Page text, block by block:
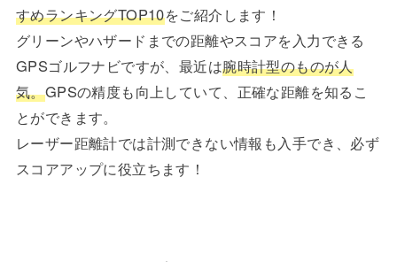
すめランキングTOP10をご紹介します！
グリーンやハザードまでの距離やスコアを入力できる
GPSゴルフナビですが、最近は腕時計型のものが人
気。GPSの精度も向上していて、正確な距離を知るこ
とができます。
レーザー距離計では計測できない情報も入手でき、必ず
スコアアップに役立ちます！